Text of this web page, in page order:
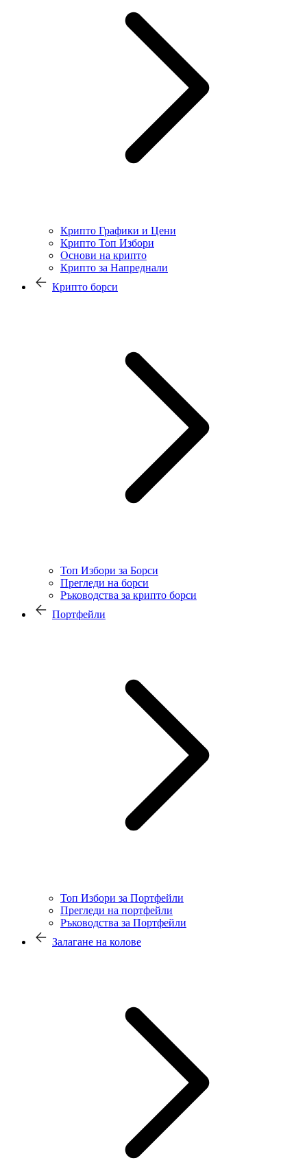
Крипто Графики и Цени
Крипто Топ Избори
Основи на крипто
Крипто за Напреднали
Крипто борси
Топ Избори за Борси
Прегледи на борси
Ръководства за крипто борси
Портфейли
Топ Избори за Портфейли
Прегледи на портфейли
Ръководства за Портфейли
Залагане на колове